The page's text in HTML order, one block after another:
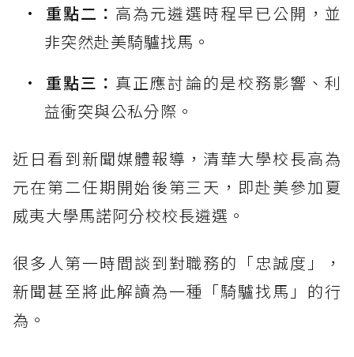
重點二： 高為元遴選時程早已公開，並
非突然赴美騎驢找馬。
重點三： 真正應討論的是校務影響、利
益衝突與公私分際。
近日看到新聞媒體報導，清華大學校長高為
元在第二任期開始後第三天，即赴美參加夏
威夷大學馬諾阿分校校長遴選。
很多人第一時間談到對職務的「忠誠度」，
新聞甚至將此解讀為一種「騎驢找馬」的行
為。